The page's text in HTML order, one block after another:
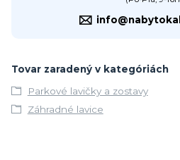
Tovar zaradený v kategóriách
Parkové lavičky a zostavy
Záhradné lavice